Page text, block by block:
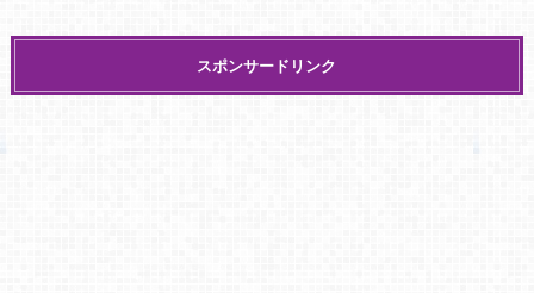
スポンサードリンク